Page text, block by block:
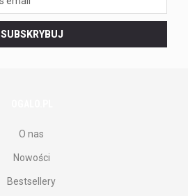
SUBSKRYBUJ
O nas
Nowości
Bestsellery